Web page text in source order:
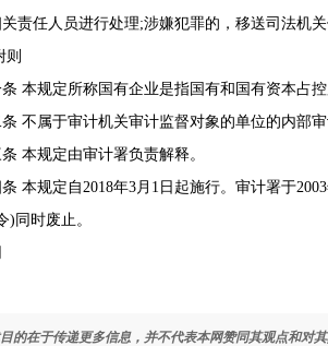
责任人员进行处理;涉嫌犯罪的，移送司法机
规定所称国有企业是指国有和国有资本占控
属于审计机关审计监督对象的单位的内部审
规定由审计署负责解释。
规定自2018年3月1日起施行。审计署于2003
)同时废止。
的在于传递更多信息，并不代表本网赞同其观点和对